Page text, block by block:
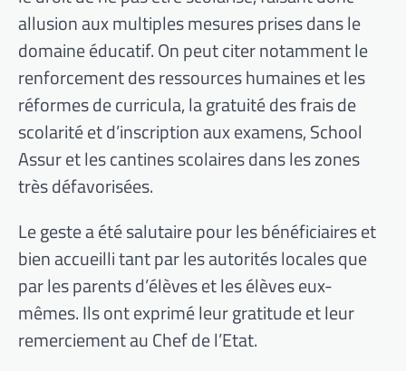
allusion aux multiples mesures prises dans le
domaine éducatif. On peut citer notamment le
renforcement des ressources humaines et les
réformes de curricula, la gratuité des frais de
scolarité et d’inscription aux examens, School
Assur et les cantines scolaires dans les zones
très défavorisées.
Le geste a été salutaire pour les bénéficiaires et
bien accueilli tant par les autorités locales que
par les parents d’élèves et les élèves eux-
mêmes. Ils ont exprimé leur gratitude et leur
remerciement au Chef de l’Etat.